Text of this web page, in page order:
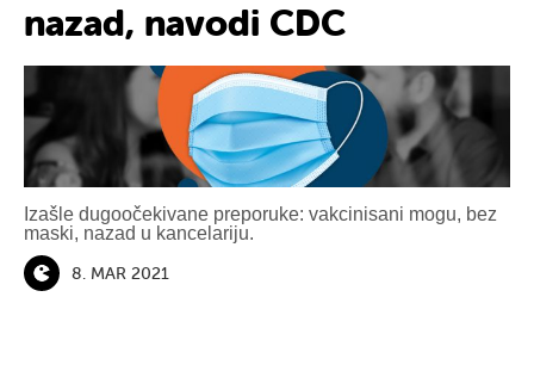
nazad, navodi CDC
Izašle dugoočekivane preporuke: vakcinisani mogu, bez
maski, nazad u kancelariju.
8. MAR 2021